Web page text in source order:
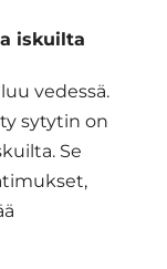
iskuilta
vedessä.
sytytin on
Se